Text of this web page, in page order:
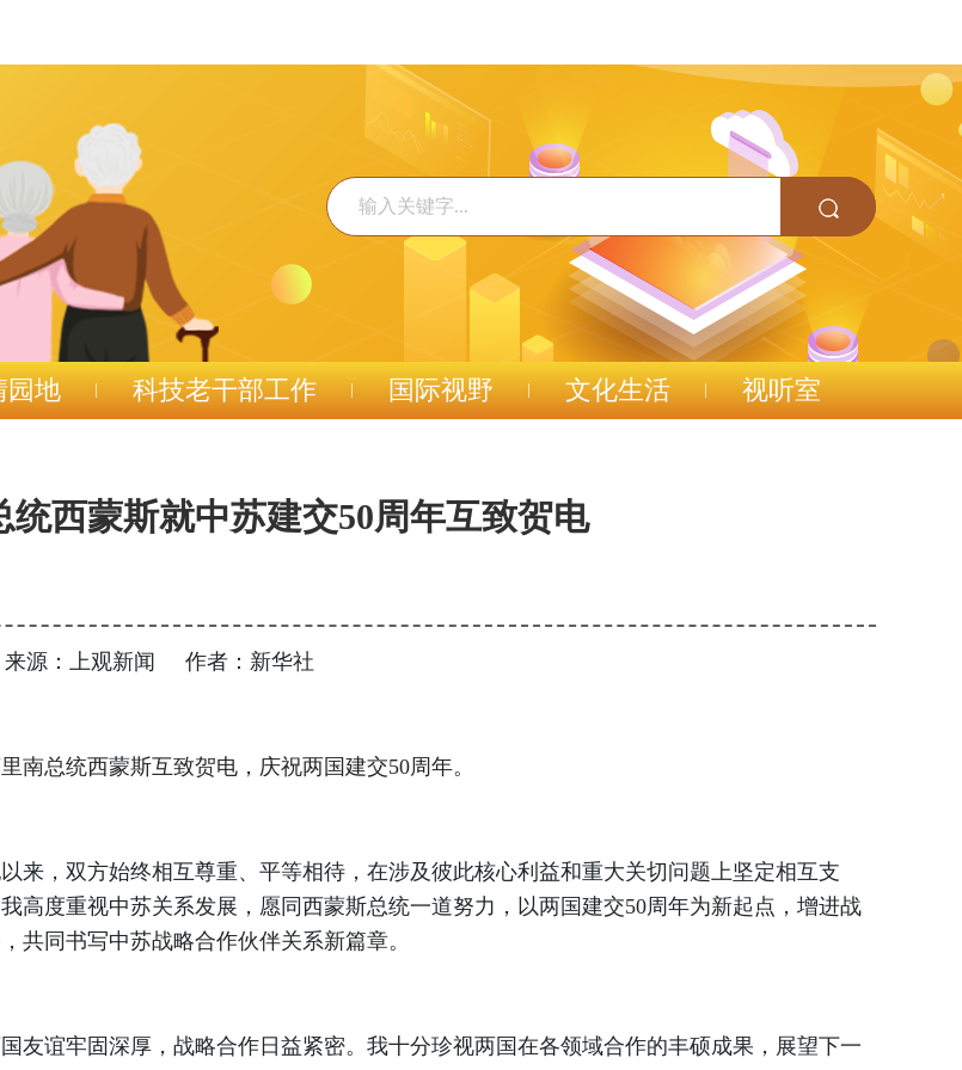
园地 科技老干部工作 国际视野 文化生活 视听室
统西蒙斯就中苏建交50周年互致贺电
来源：上观新闻 作者：新华社
总统西蒙斯互致贺电，庆祝两国建交50周年。
，双方始终相互尊重、平等相待，在涉及彼此核心利益和重大关切问题上坚定相互支
高度重视中苏关系发展，愿同西蒙斯总统一道努力，以两国建交50周年为新起点，增进战
共同书写中苏战略合作伙伴关系新篇章。
谊牢固深厚，战略合作日益紧密。我十分珍视两国在各领域合作的丰硕成果，展望下一